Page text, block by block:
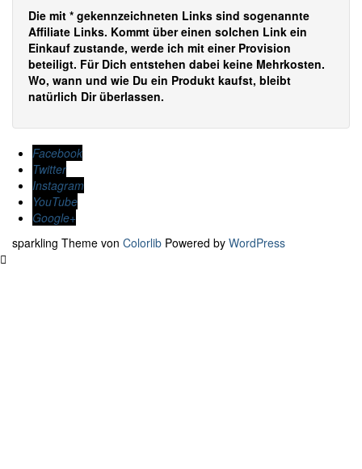
Die mit * gekennzeichneten Links sind sogenannte
Affiliate Links. Kommt über einen solchen Link ein
Einkauf zustande, werde ich mit einer Provision
beteiligt. Für Dich entstehen dabei keine Mehrkosten.
Wo, wann und wie Du ein Produkt kaufst, bleibt
natürlich Dir überlassen.
Facebook
Twitter
Instagram
YouTube
Google+
sparkling Theme von Colorlib Powered by WordPress